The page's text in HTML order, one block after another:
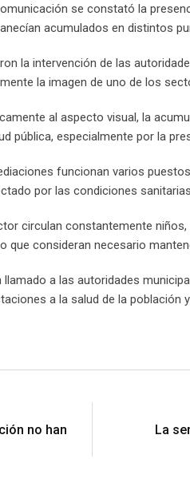
se constató la
acumulados en distintos
la intervención de las
la imagen de uno de los
al aspecto visual, la
pública, especialmente por la
funcionan varios
por las condiciones
circulan constantemente
que consideran necesario
a las autoridades
a la salud de la población
no han
La